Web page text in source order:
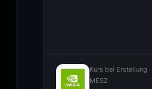
Kurs bei Erstellung ·
MESZ